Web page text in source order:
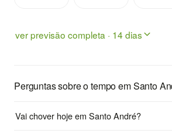
ver previsão completa · 14 dias
Perguntas sobre o tempo em Santo
Vai chover hoje em Santo André?